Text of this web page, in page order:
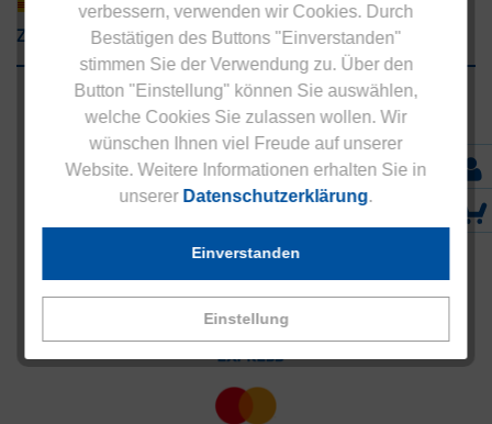
verbessern, verwenden wir Cookies. Durch
Bestätigen des Buttons "Einverstanden"
stimmen Sie der Verwendung zu. Über den
Button "Einstellung" können Sie auswählen,
welche Cookies Sie zulassen wollen. Wir
wünschen Ihnen viel Freude auf unserer
Website. Weitere Informationen erhalten Sie in
unserer Datenschutzerklärung.
Einstellung
Einverstanden
Zahlungsarten